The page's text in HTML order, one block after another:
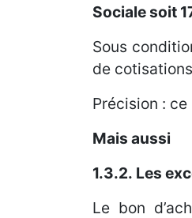
Sociale soit
Sous
de
Précision :
Mais aussi
1.3.2. Les
Le bon